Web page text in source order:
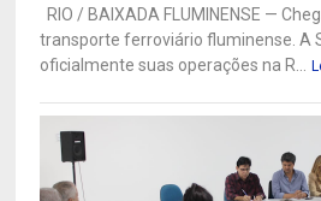
RIO / BAIXADA FLUMINENSE —
transporte ferroviário fluminense. A
oficialmente suas operações na R...